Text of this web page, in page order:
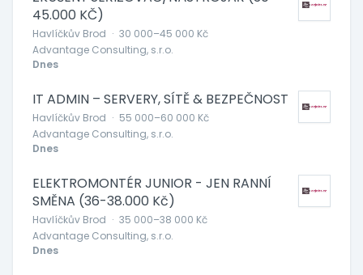
45.000 KČ)
Havlíčkův Brod · 30 000–45 000 Kč
Advantage Consulting, s.r.o.
Dnes
IT ADMIN – SERVERY, SÍTĚ & BEZPEČNOST
Havlíčkův Brod · 55 000–60 000 Kč
Advantage Consulting, s.r.o.
Dnes
ELEKTROMONTÉR JUNIOR - JEN RANNÍ
SMĚNA (36-38.000 Kč)
Havlíčkův Brod · 35 000–38 000 Kč
Advantage Consulting, s.r.o.
Dnes